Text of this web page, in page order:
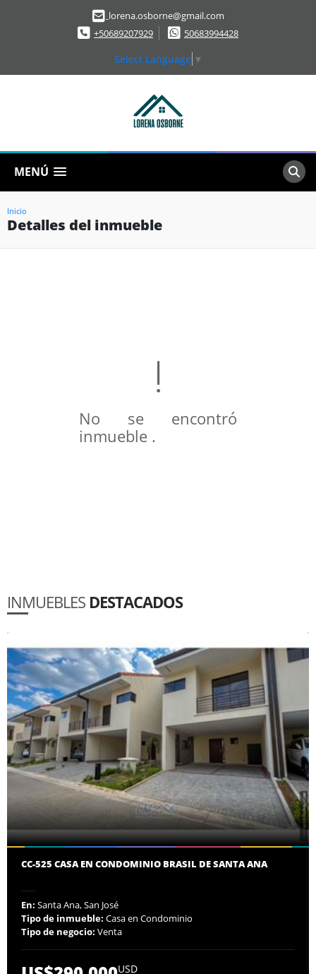
lorena.osborne@gmail.com
+50689207929
50683994428
Select Language ▼
MENÚ
Inicio
Detalles del inmueble
No se encontró
inmueble .
INMUEBLES DESTACADOS
CC-525 CASA EN CONDOMINIO BRASIL DE SANTA ANA
En: Santa Ana, San José
Tipo de inmueble: Casa en Condominio
Tipo de negocio: Venta
USD